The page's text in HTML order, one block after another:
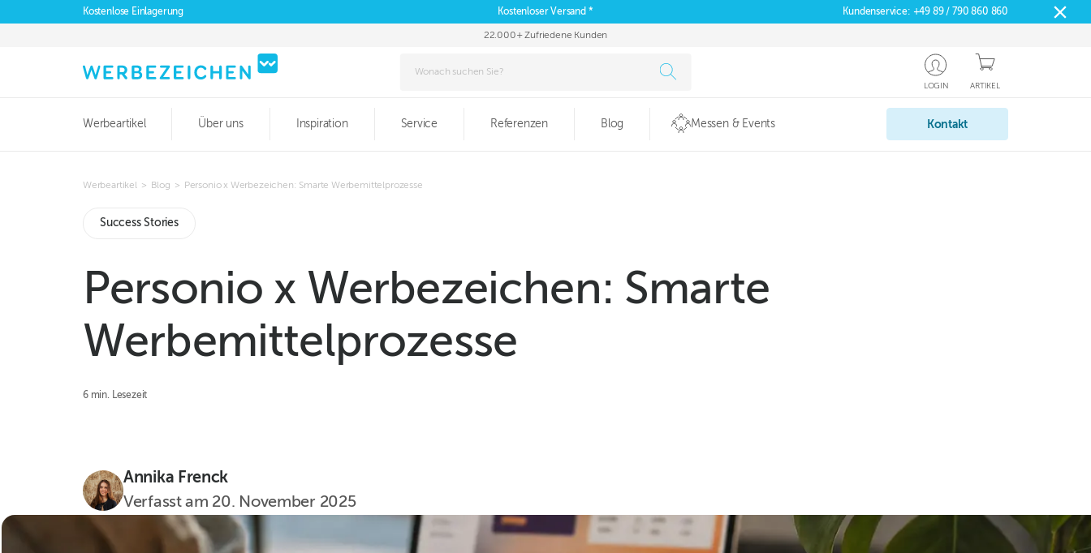
Kostenlose Einlagerung Kostenloser Versand * Kundenservice: +49 89 / 790 860 860
22.000+ Zufriedene Kunden
LOGIN ARTIKEL
Werbeartikel Über uns Inspiration Service Referenzen Blog Messen & Events Kontakt
Werbeartikel > Blog > Personio x Werbezeichen: Smarte Werbemittelprozesse
Success Stories
Personio x Werbezeichen: Smarte
Werbemittelprozesse
6 min. Lesezeit
Annika Frenck
Verfasst am 20. November 2025